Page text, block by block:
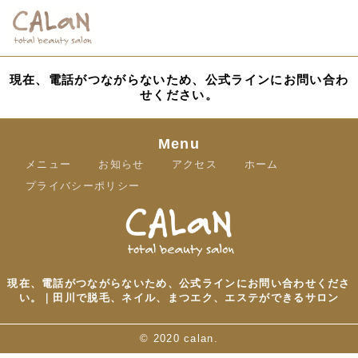
現在、電話がつながらないため、公式ラインにお問い合わせくださ
い。｜田川で脱毛、ネイル、まつエク、エステができるサロン
現在、電話がつながらないため、公式ラインにお問い合わ
せください。
Menu
メニュー お知らせ アクセス
ホーム
プライバシーポリシー
© 2020 calan.